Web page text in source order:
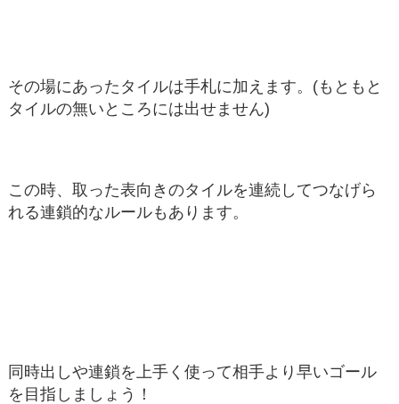
その場にあったタイルは手札に加えます。(もともと
タイルの無いところには出せません)
この時、取った表向きのタイルを連続してつなげら
れる連鎖的なルールもあります。
同時出しや連鎖を上手く使って相手より早いゴール
を目指しましょう！